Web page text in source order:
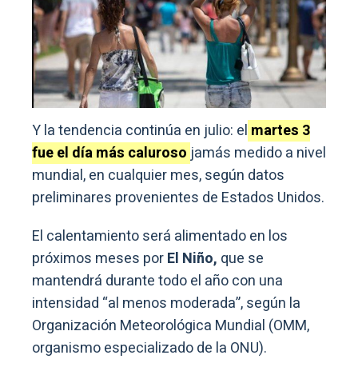
Y la tendencia continúa en julio: el martes 3
fue el día más caluroso jamás medido a nivel
mundial, en cualquier mes, según datos
preliminares provenientes de Estados Unidos.
El calentamiento será alimentado en los
próximos meses porEl Niño, que se
mantendrá durante todo el año con una
intensidad “al menos moderada”, según la
Organización Meteorológica Mundial (OMM,
organismo especializado de la ONU).